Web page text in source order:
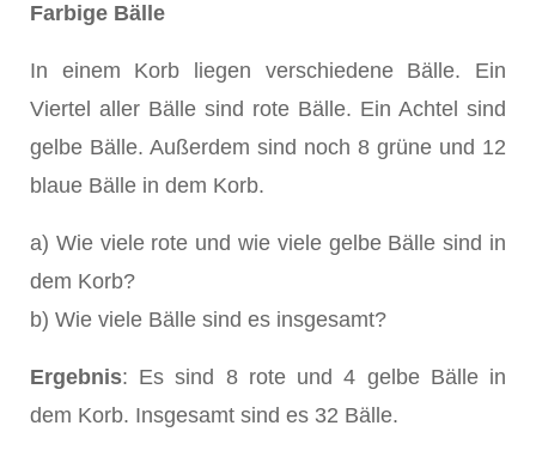
Farbige Bälle
In einem Korb liegen verschiedene Bälle. Ein
Viertel aller Bälle sind rote Bälle. Ein Achtel sind
gelbe Bälle. Außerdem sind noch 8 grüne und 12
blaue Bälle in dem Korb.
a) Wie viele rote und wie viele gelbe Bälle sind in
dem Korb?
b) Wie viele Bälle sind es insgesamt?
Ergebnis: Es sind 8 rote und 4 gelbe Bälle in
dem Korb. Insgesamt sind es 32 Bälle.